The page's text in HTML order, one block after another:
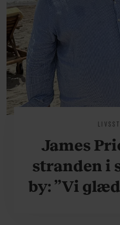
James
stranden i
by: ”Vi